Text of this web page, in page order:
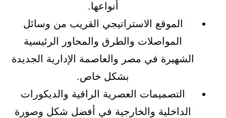
أنواعها.
الموقع الاستراتيجي القريب من وسائل
المواصلات والطرق والمحاور الرئيسية
الشهيرة في مصر والعاصمة الإدارية الجديدة
بشكل خاص.
التصميمات العصرية الراقية والديكورات
الداخلية والخارجية في أفضل شكل وصورة